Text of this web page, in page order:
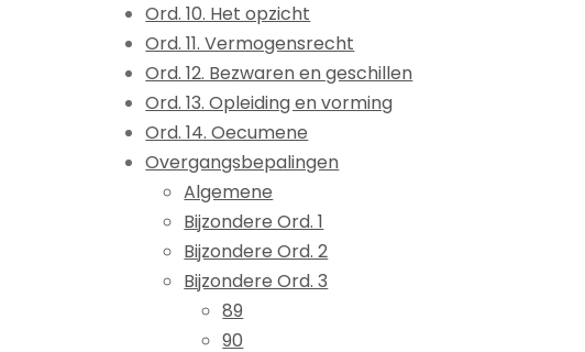
Ord. 10. Het opzicht
Ord. 11. Vermogensrecht
Ord. 12. Bezwaren en geschillen
Ord. 13. Opleiding en vorming
Ord. 14. Oecumene
Overgangsbepalingen
Algemene
Bijzondere Ord. 1
Bijzondere Ord. 2
Bijzondere Ord. 3
89
90